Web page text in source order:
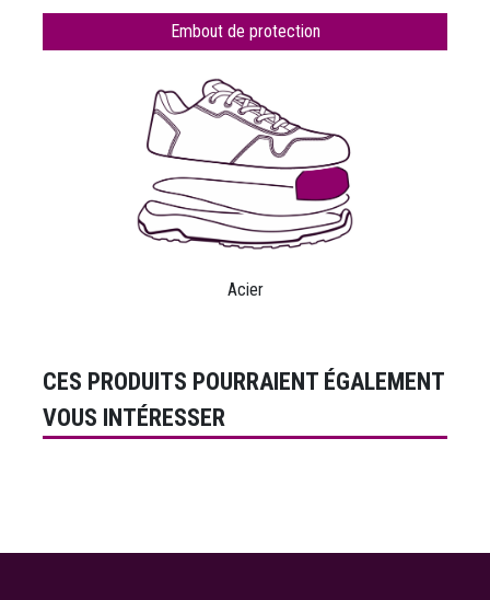
Embout de protection
Acier
CES PRODUITS POURRAIENT ÉGALEMENT
VOUS INTÉRESSER